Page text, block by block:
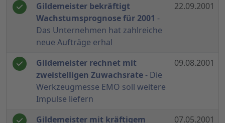
Gildemeister bekräftigt
Wachstumsprognose für 2001 -
Das Unternehmen hat zahlreiche
neue Aufträge erhal
22.09.2001
Gildemeister rechnet mit
zweistelligen Zuwachsrate- Die
Werkzeugmesse EMO soll weitere
Impulse liefern
09.08.2001
Gildemeister mit kräftigem
07.05.2001